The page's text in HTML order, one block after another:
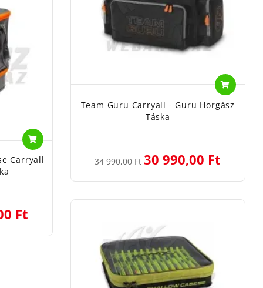
Carryall
Ft
Team Guru Carryall - Guru Horgász
Táska
34 990,00 Ft 30 990,00 Ft